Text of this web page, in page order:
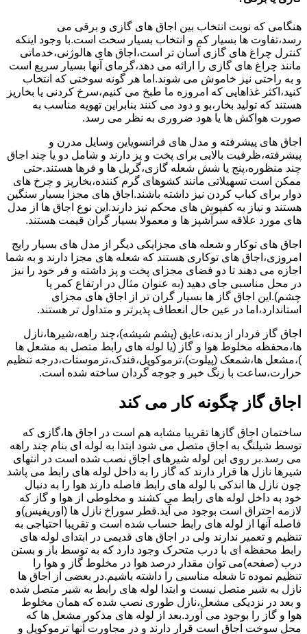
هنگامی که نوبت انتخاب بین اجاق های گازی و برقی می
رسد،تفاوت ها بسیار کم و انتخاب بسیار سخت است.با وجود اینکه
کنترل چراغ های گازی آسان تر است،اجاق های هالوژنی،خدماتی
مانند چراغ های گازی را ارائه می دهد،گرمای آنها بسیار سریع است
و به راحتی نیز خاموش می شوند.اما هر گونه سوختی که انتخاب
کنید،اکثر غذاهایی که امروزه ما طبخ می کنیم،سرخ کردنی یا بخارپز
هستند که تولید بخار،بو و دود می کنند بنابراین تهویه مناسب به
صورت هواکش ها یا هود ضروری به نظر می رسد.
اجاق های پیشرفته و مدل های فرانسویاین وسایل مدرن و
پیشرفته،ظرفیت بالایی برای پخت و پز دارند و شامل دو یا چند اجاق
چند منظوره،پنج یا شش شعله گازی،گریل ها و فرها هستند.حتی
ممکن است تسهیلاتی مانند کشوهای گرم کننده،بخارپز و چرخ های
دوار برای کباب کردن نیز داشته باشند.اجاق های مجزا بسیار سنگین
هستند و نیاز به کفپوش های محکم نیز دارند.این نوع اجاق ها از مدل
های مورد علاقه سرآشپز ها و معمولا بسیار گران قیمت هستند.
اجاق های توکار و شعله های مجزایکی دیگر از مدل های بسیار رایج
امروزی،اجاق های توکاری هستند که شعله های مجزا دارند و به شما
اجازه می دهند تا دو فضای مجزای پخت و پز داشته و فر خود را نیز
در محل مناسبی جای دهید (به عنوان مثال در ارتفاع کمر یا
چشم).این اجاق گاز ها بسیار گران تر از اجاق های مجزای
استاندارد،اما در عین حال انعطاف پذیرتر و متداول تر هستند.
اجاق گاز فردار از بدنه،عایق (پشم شیشه)،چند راهه،شیرها،نازل
ها،محفظه مخلوط هوا و گاز (یا لوله های رابط متصل به مشعل ها
)،مشعل ها،شمعک (پیلوت)،ترموکوپل،فندک،ترموستات،درجه تنظیم
حرارت،ساعت با زنگ خبر و جوجه گردان ساخته شده است.
اجاق گاز چگونه کار می کند
ساختمان اجاق گازها تقریبا مشابه هم است در اجاق ها،گازی که
توسط شیلنگ به اجاق متصل می شود ابتدا به لوله ای بنام چند راهه
می رسد.بر روی این لوله شیرهای اجاق نصب شده است در انتهای
شیرها نازل ها قرار دارند که گاز را به داخل لوله های رابط می پاشد
چون نازل ها اندکی با لوله های رابط فاصله دارند هوا را به دنبال
خود به داخل لوله های رابط می کشند و مخلوطی از هوا و گاز که
لازمه احتراق است بوجود می آید.قطر سوراخ نازل ها (اوریفیس)و
فاصله آنها از لوله های رابط حساب شده است و تقریبا احتیاجی به
تنظیم و تعمیر ندارند ولی در اجاق های قدیمی در ابتدای لوله های
رابط محفظه ای با درب متحرک وجود دارد که به توسط باز و بستن
درب (صفحه)می توان مقدار درصد هوا در مخلوط گاز و هوا را
تنظیم نموده تا شعله مناسبی را داشته باشیم.در بعضی از اجاق ها
نازل به شیر متصل نیست و ابتدا لوله های رابط به شیر متصل شده
و بعد در نزدیکی مشعل،نازل طوری نصب شده که همان مخلوط
هوا و گاز را بوجود می آورد.بعد از لوله های مذکور مشعل ها که
محل سوخت اجاق است قرار دارند و در مجاورت آنها ترموکوپل و